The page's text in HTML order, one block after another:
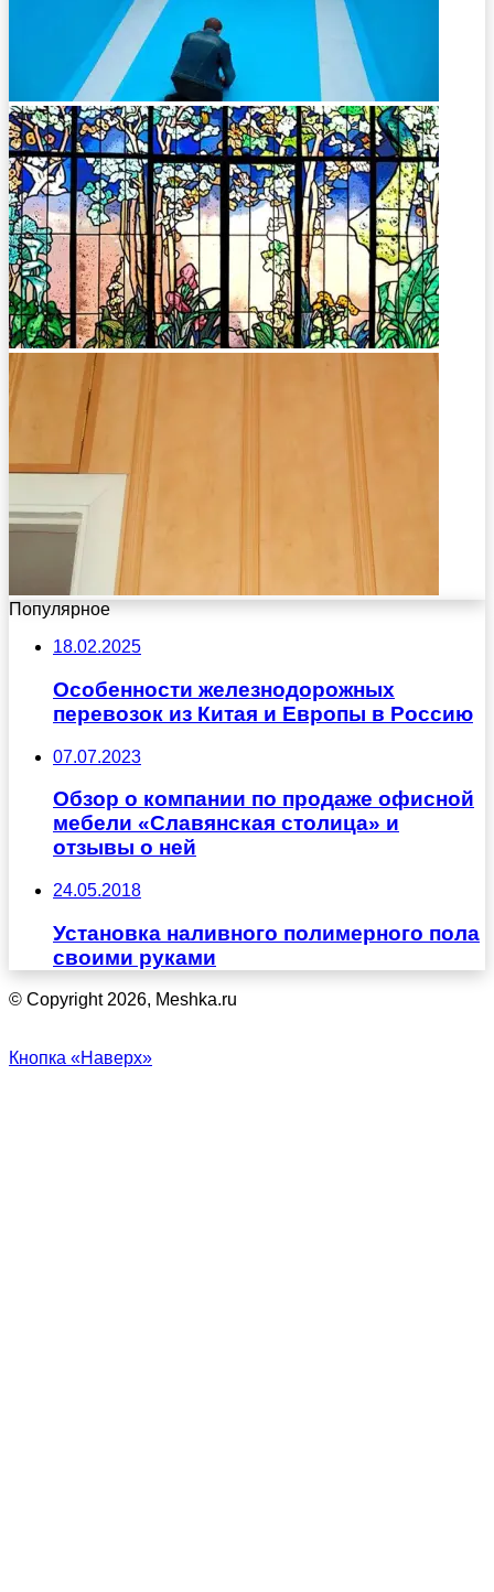
Популярное
18.02.2025
Особенности железнодорожных
перевозок из Китая и Европы в Россию
07.07.2023
Обзор о компании по продаже офисной
мебели «Славянская столица» и
отзывы о ней
24.05.2018
Установка наливного полимерного пола
своими руками
© Copyright 2026, Meshka.ru
Кнопка «Наверх»